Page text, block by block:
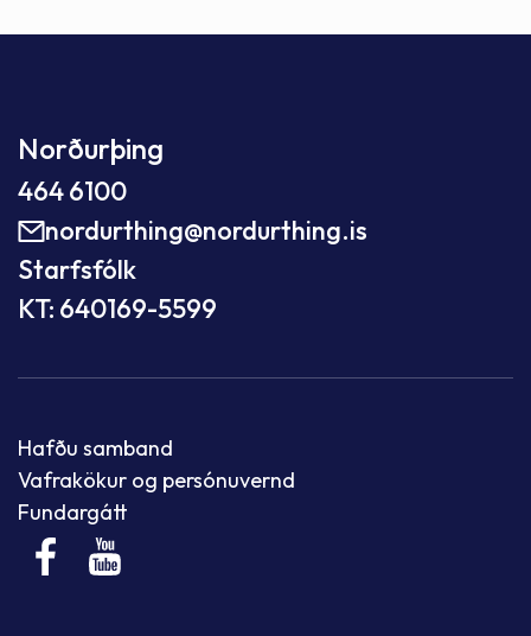
Norðurþing
464 6100
nordurthing@nordurthing.is
Starfsfólk
KT: 640169-5599
Hafðu samband
Vafrakökur og persónuvernd
Fundargátt